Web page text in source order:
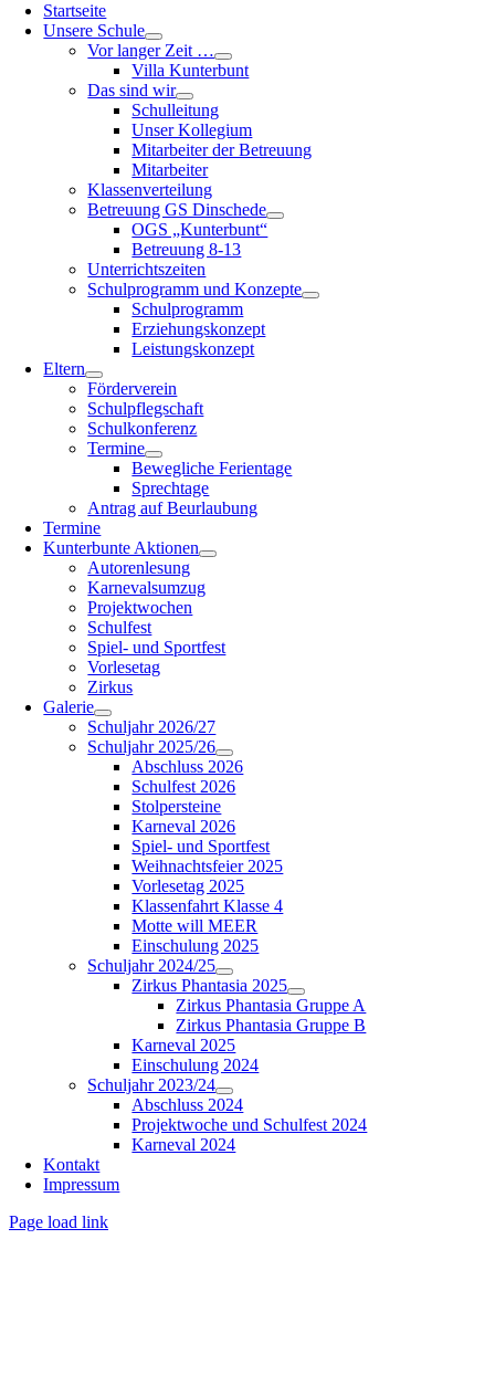
Startseite
Unsere Schule
Vor langer Zeit …
Villa Kunterbunt
Das sind wir
Schulleitung
Unser Kollegium
Mitarbeiter der Betreuung
Mitarbeiter
Klassenverteilung
Betreuung GS Dinschede
OGS „Kunterbunt“
Betreuung 8-13
Unterrichtszeiten
Schulprogramm und Konzepte
Schulprogramm
Erziehungskonzept
Leistungskonzept
Eltern
Förderverein
Schulpflegschaft
Schulkonferenz
Termine
Bewegliche Ferientage
Sprechtage
Antrag auf Beurlaubung
Termine
Kunterbunte Aktionen
Autorenlesung
Karnevalsumzug
Projektwochen
Schulfest
Spiel- und Sportfest
Vorlesetag
Zirkus
Galerie
Schuljahr 2026/27
Schuljahr 2025/26
Abschluss 2026
Schulfest 2026
Stolpersteine
Karneval 2026
Spiel- und Sportfest
Weihnachtsfeier 2025
Vorlesetag 2025
Klassenfahrt Klasse 4
Motte will MEER
Einschulung 2025
Schuljahr 2024/25
Zirkus Phantasia 2025
Zirkus Phantasia Gruppe A
Zirkus Phantasia Gruppe B
Karneval 2025
Einschulung 2024
Schuljahr 2023/24
Abschluss 2024
Projektwoche und Schulfest 2024
Karneval 2024
Kontakt
Impressum
Page load link